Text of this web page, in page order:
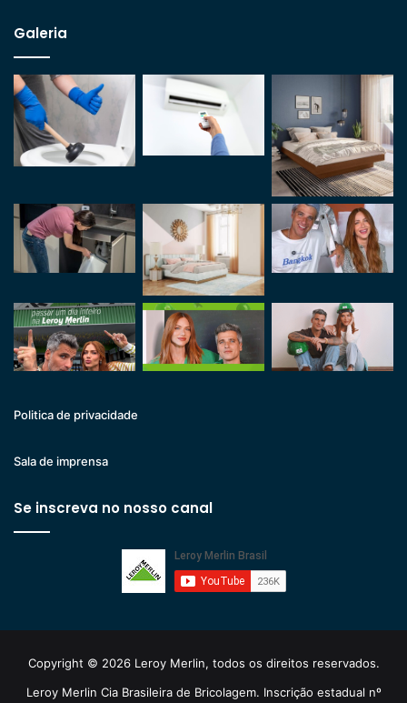
Galeria
Politica de privacidade
Sala de imprensa
Se inscreva no nosso canal
Copyright © 2026 Leroy Merlin, todos os direitos reservados.
Leroy Merlin Cia Brasileira de Bricolagem. Inscrição estadual nº